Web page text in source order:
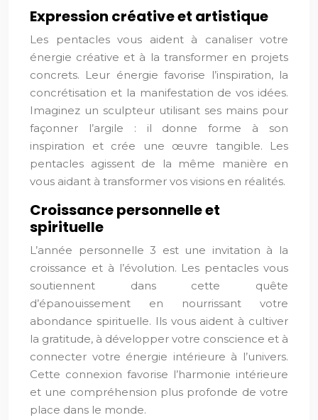
Expression créative et artistique
Les pentacles vous aident à canaliser votre
énergie créative et à la transformer en projets
concrets. Leur énergie favorise l’inspiration, la
concrétisation et la manifestation de vos idées.
Imaginez un sculpteur utilisant ses mains pour
façonner l’argile : il donne forme à son
inspiration et crée une œuvre tangible. Les
pentacles agissent de la même manière en
vous aidant à transformer vos visions en réalités.
Croissance personnelle et
spirituelle
L’année personnelle 3 est une invitation à la
croissance et à l’évolution. Les pentacles vous
soutiennent dans cette quête
d’épanouissement en nourrissant votre
abondance spirituelle. Ils vous aident à cultiver
la gratitude, à développer votre conscience et à
connecter votre énergie intérieure à l’univers.
Cette connexion favorise l’harmonie intérieure
et une compréhension plus profonde de votre
place dans le monde.